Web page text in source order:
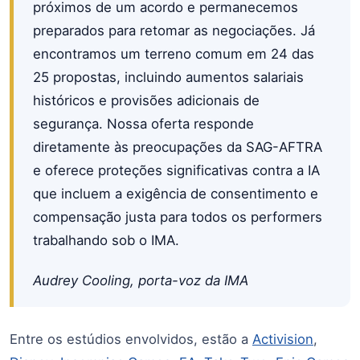
próximos de um acordo e permanecemos
preparados para retomar as negociações. Já
encontramos um terreno comum em 24 das
25 propostas, incluindo aumentos salariais
históricos e provisões adicionais de
segurança. Nossa oferta responde
diretamente às preocupações da SAG-AFTRA
e oferece proteções significativas contra a IA
que incluem a exigência de consentimento e
compensação justa para todos os performers
trabalhando sob o IMA.
Audrey Cooling, porta-voz da IMA
Entre os estúdios envolvidos, estão a Activision,